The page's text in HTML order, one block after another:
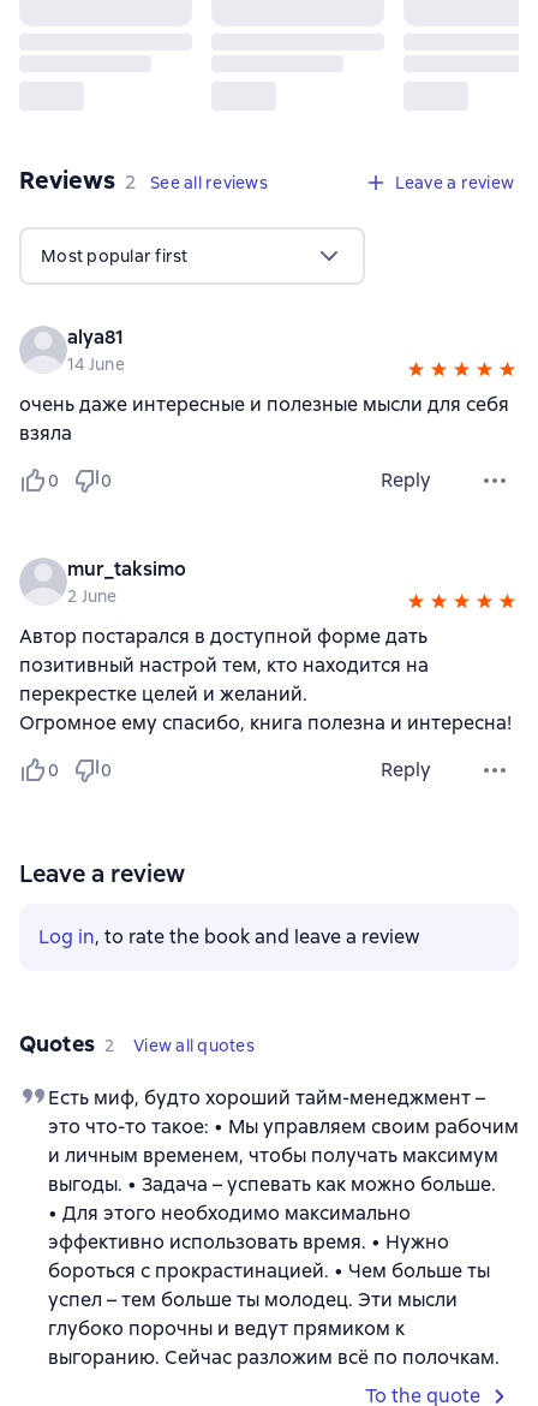
Reviews 2 reviews
2 See all reviews Leave a review
Most popular first
alya81
14 June
очень даже интересные и полезные мысли для себя
взяла
0 0 Reply
mur_taksimo
2 June
Автор постарался в доступной форме дать
позитивный настрой тем, кто находится на
перекрестке целей и желаний.
Огромное ему спасибо, книга полезна и интересна!
0 0 Reply
Leave a review
Log in, to rate the book and leave a review
Quotes 2 View all quotes
Есть миф, будто хороший тайм-менеджмент –
это что-то такое: • Мы управляем своим рабочим
и личным временем, чтобы получать максимум
выгоды. • Задача – успевать как можно больше.
• Для этого необходимо максимально
эффективно использовать время. • Нужно
бороться с прокрастинацией. • Чем больше ты
успел – тем больше ты молодец. Эти мысли
глубоко порочны и ведут прямиком к
выгоранию. Сейчас разложим всё по полочкам.
To the quote